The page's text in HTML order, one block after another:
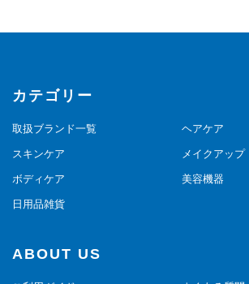
カテゴリー
取扱ブランド一覧 ヘアケア
スキンケア メイクアップ
ボディケア 美容機器
日用品雑貨
ABOUT US